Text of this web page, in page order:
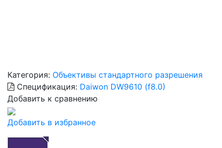
Категория: Объективы стандартного разрешения
Спецификация: Daiwon DW9610 (f8.0)
Добавить к сравнению
Добавить в избранное